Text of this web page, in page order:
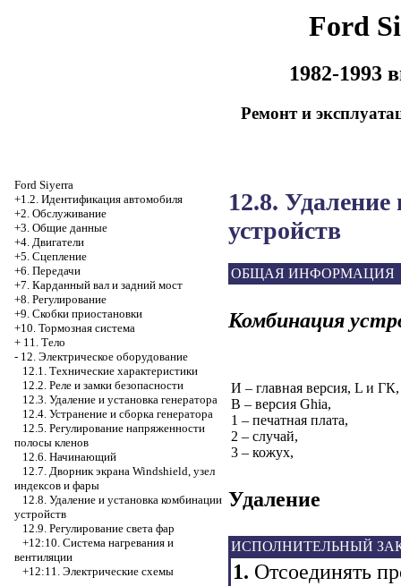
Ford
1982-1993
Ремонт и
Ford Siyerra
+1.2. Идентификация автомобиля
+2. Обслуживание
+3. Общие данные
+4. Двигатели
+5. Сцепление
+6. Передачи
+7. Карданный вал и задний мост
+8. Регулирование
+9. Скобки приостановки
+10. Тормозная система
+ 11. Тело
- 12. Электрическое оборудование
12.1. Технические характеристики
12.2. Реле и замки безопасности
12.3. Удаление и установка генератора
12.4. Устранение и сборка генератора
12.5. Регулирование напряженности
полосы кленов
12.6. Начинающий
12.7. Дворник экрана Windshield, узел
индексов и фары
12.8. Удаление и установка комбинации
устройств
12.9. Регулирование света фар
+12:10. Система нагревания и
вентиляции
+12:11. Электрические схемы
12.8.
устройств
ОБЩАЯ ИНФОРМАЦИЯ
Комбинация
И – главная версия, L и ГК,
В – версия Ghia,
1 – печатная плата,
2 – случай,
3 – кожух,
Удаление
ИСПОЛНИТЕЛЬНЫЙ
1. Отсоединять